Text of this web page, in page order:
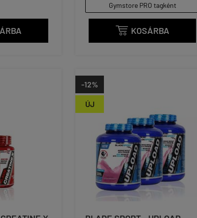
Gymstore PRO tagként
 KOSÁRBA
ÚJ
-12%